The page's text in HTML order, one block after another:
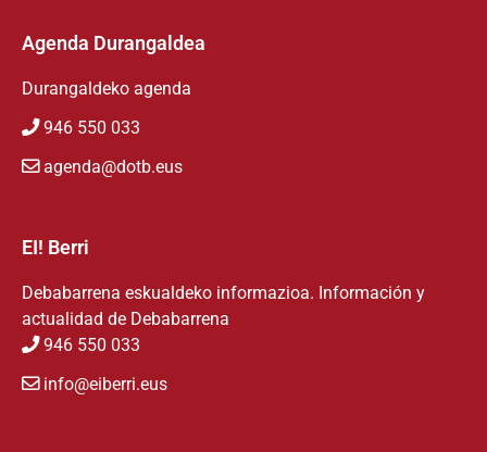
Agenda Durangaldea
Durangaldeko agenda
946 550 033
agenda@dotb.eus
EI! Berri
Debabarrena eskualdeko informazioa. Información y
actualidad de Debabarrena
946 550 033
info@eiberri.eus